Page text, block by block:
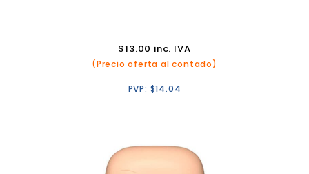
$13.00 inc. IVA
(Precio oferta al contado)
PVP: $14.04